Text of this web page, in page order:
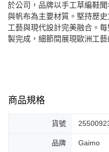
宅配
免運費
於公司，品牌以手工草編鞋
與帆布為主要材質。堅持歷
工藝與現代設計完美融合。
製完成，細節間展現歐洲工藝
商品規格
貨號
品牌 Gaimo